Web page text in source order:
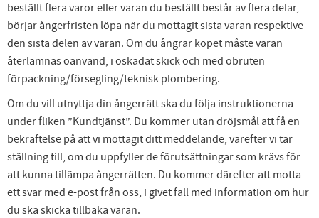
beställt flera varor eller varan du beställt består av flera delar,
börjar ångerfristen löpa när du mottagit sista varan respektive
den sista delen av varan. Om du ångrar köpet måste varan
återlämnas oanvänd, i oskadat skick och med obruten
förpackning/försegling/teknisk plombering.
Om du vill utnyttja din ångerrätt ska du följa instruktionerna
under fliken ”Kundtjänst”. Du kommer utan dröjsmål att få en
bekräftelse på att vi mottagit ditt meddelande, varefter vi tar
ställning till, om du uppfyller de förutsättningar som krävs för
att kunna tillämpa ångerrätten. Du kommer därefter att motta
ett svar med e-post från oss, i givet fall med information om hur
du ska skicka tillbaka varan.